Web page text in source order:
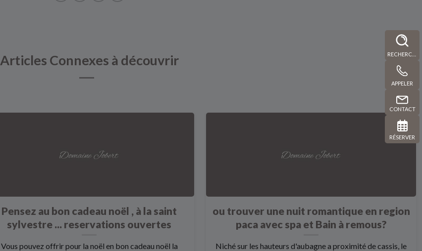
APPELER
CONTACT
RÉSERVER
Articles Connexes à découvrir
Pensez au bon cadeau noël , à la saint
sylvestre ... reservations ouvertes
Vous pouvez offrir pour la noël en bon cadeau noël la
ou trouver une nuit romantique en region
paca avec spa et Bain à remous?
Niché sur les hauteurs d'aubagne a proximité de cassis, le